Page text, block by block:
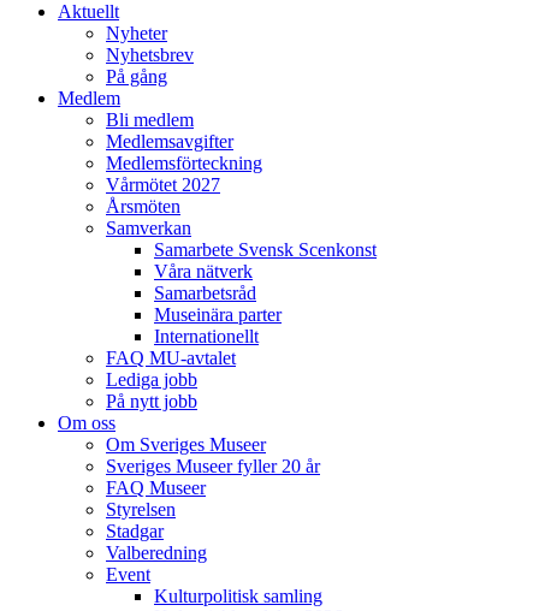
Aktuellt
Nyheter
Nyhetsbrev
På gång
Medlem
Bli medlem
Medlemsavgifter
Medlemsförteckning
Vårmötet 2027
Årsmöten
Samverkan
Samarbete Svensk Scenkonst
Våra nätverk
Samarbetsråd
Museinära parter
Internationellt
FAQ MU-avtalet
Lediga jobb
På nytt jobb
Om oss
Om Sveriges Museer
Sveriges Museer fyller 20 år
FAQ Museer
Styrelsen
Stadgar
Valberedning
Event
Kulturpolitisk samling